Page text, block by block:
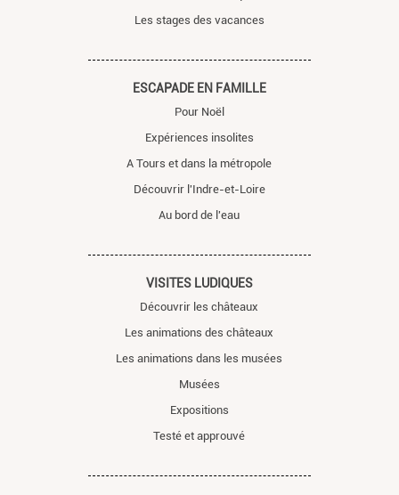
Les stages des vacances
ESCAPADE EN FAMILLE
Pour Noël
Expériences insolites
A Tours et dans la métropole
Découvrir l'Indre-et-Loire
Au bord de l'eau
VISITES LUDIQUES
Découvrir les châteaux
Les animations des châteaux
Les animations dans les musées
Musées
Expositions
Testé et approuvé